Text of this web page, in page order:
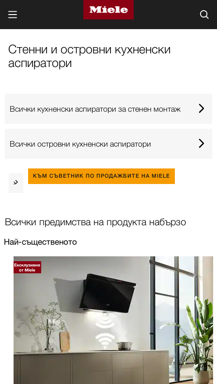
Стенни и островни кухненски
аспиратори
Всички кухненски аспиратори за стенен монтаж
Всички островни кухненски аспиратори
КЪМ СЪВЕТНИК ПО ПРОДАЖБИТЕ НА MIELE
Всички предимства на продукта набързо
Най-същественото